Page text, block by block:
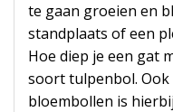
te gaan groeien en
standplaats of een
Hoe diep je een gat
soort tulpenbol.
bloembollen is